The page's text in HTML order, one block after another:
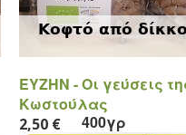
Κοφτό από
ΕYZHN - Oι γεύσεις
Κωστούλας
2,50 € 400γρ